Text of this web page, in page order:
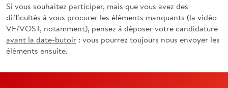
Si vous souhaitez participer, mais que vous avez des
difficultés à vous procurer les éléments manquants (la vidéo
VF/VOST, notamment), pensez à déposer votre candidature
avant la date-butoir : vous pourrez toujours nous envoyer les
éléments ensuite.